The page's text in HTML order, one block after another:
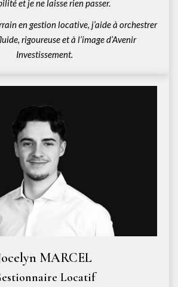
et je ne laisse rien passer.
en gestion locative, j’aide à orchestrer
rigoureuse et à l’image d’Avenir
Investissement.
MARCEL
Locatif